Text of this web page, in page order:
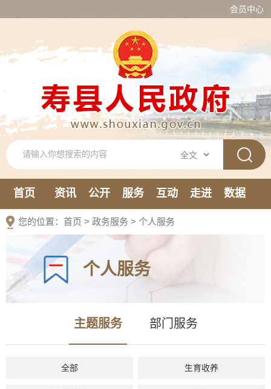
会员中心
首页 资讯 公开 服务 互动 走进
数据
新媒体
您的位置： 首页 > 政务服务 > 个人服务
个人服务
主题服务 部门服务
全部 生育收养